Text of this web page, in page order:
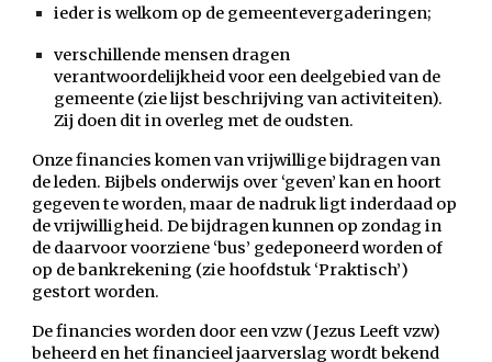
ieder is welkom op de gemeentevergaderingen;
verschillende mensen dragen
verantwoordelijkheid voor een deelgebied van de
gemeente (zie lijst beschrijving van activiteiten).
Zij doen dit in overleg met de oudsten.
Onze financies komen van vrijwillige bijdragen van
de leden. Bijbels onderwijs over ‘geven’ kan en hoort
gegeven te worden, maar de nadruk ligt inderdaad op
de vrijwilligheid. De bijdragen kunnen op zondag in
de daarvoor voorziene ‘bus’ gedeponeerd worden of
op de bankrekening (zie hoofdstuk ‘Praktisch’)
gestort worden.
De financies worden door een vzw (Jezus Leeft vzw)
beheerd en het financieel jaarverslag wordt bekend